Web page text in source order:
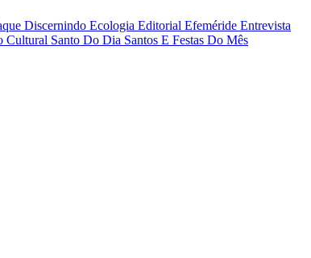
Discernindo Ecologia Editorial Efeméride Entrevista
Cultural Santo Do Dia Santos E Festas Do Mês